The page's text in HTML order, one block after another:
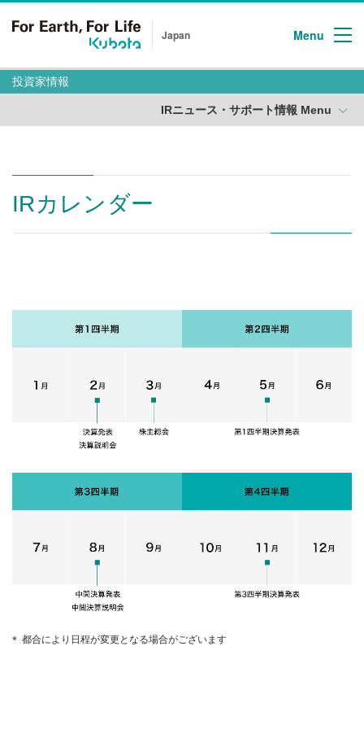
Japan Menu
投資家情報
IRカレンダー
都合により日程が変更となる場合がございます
IRニュース・サポート情報 Menu